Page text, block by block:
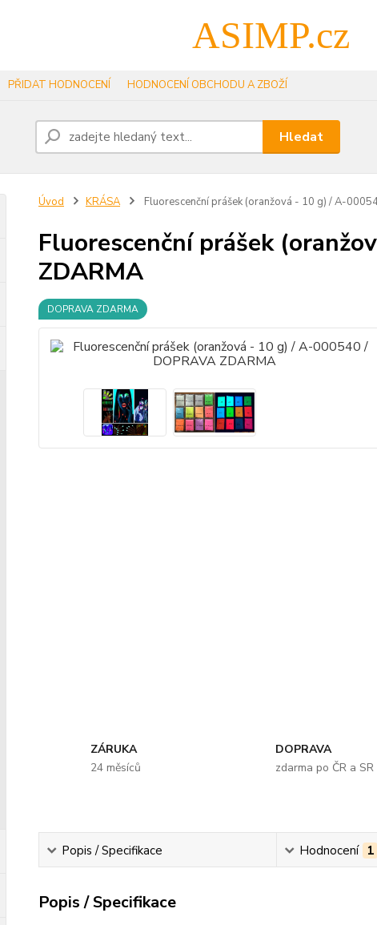
ASIMP.cz
PŘIDAT HODNOCENÍ HODNOCENÍ OBCHODU A ZBOŽÍ
Hledat
Úvod KRÁSA Fluorescenční prášek (oranžová - 10 g) / A-
Fluorescenční prášek
ZDARMA
DOPRAVA ZDARMA
ZÁRUKA
24 měsíců
DOPRAVA
zdarma po ČR a SR
Popis / Specifikace Hodnocení 1
Popis / Specifikace